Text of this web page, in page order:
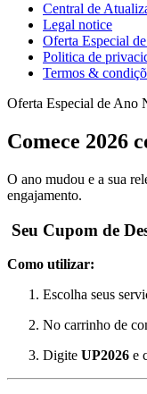
Central de
Legal notice
Oferta Especial
Politica de
Termos &
Oferta Especial de Ano
Comece 2026
O ano mudou e a sua
engajamento.
Seu Cupom de
Como utilizar:
Escolha seus
No carrinho de
Digite UP2026 e